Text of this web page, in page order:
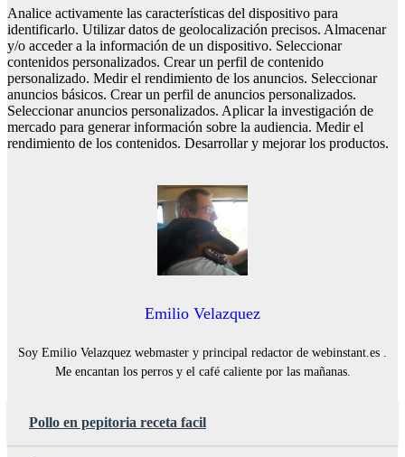
Analice activamente las características del dispositivo para
identificarlo. Utilizar datos de geolocalización precisos. Almacenar
y/o acceder a la información de un dispositivo. Seleccionar
contenidos personalizados. Crear un perfil de contenido
personalizado. Medir el rendimiento de los anuncios. Seleccionar
anuncios básicos. Crear un perfil de anuncios personalizados.
Seleccionar anuncios personalizados. Aplicar la investigación de
mercado para generar información sobre la audiencia. Medir el
rendimiento de los contenidos. Desarrollar y mejorar los productos.
Emilio Velazquez
Soy Emilio Velazquez webmaster y principal redactor de webinstant.es .
Me encantan los perros y el café caliente por las mañanas.
Pollo en pepitoria receta facil